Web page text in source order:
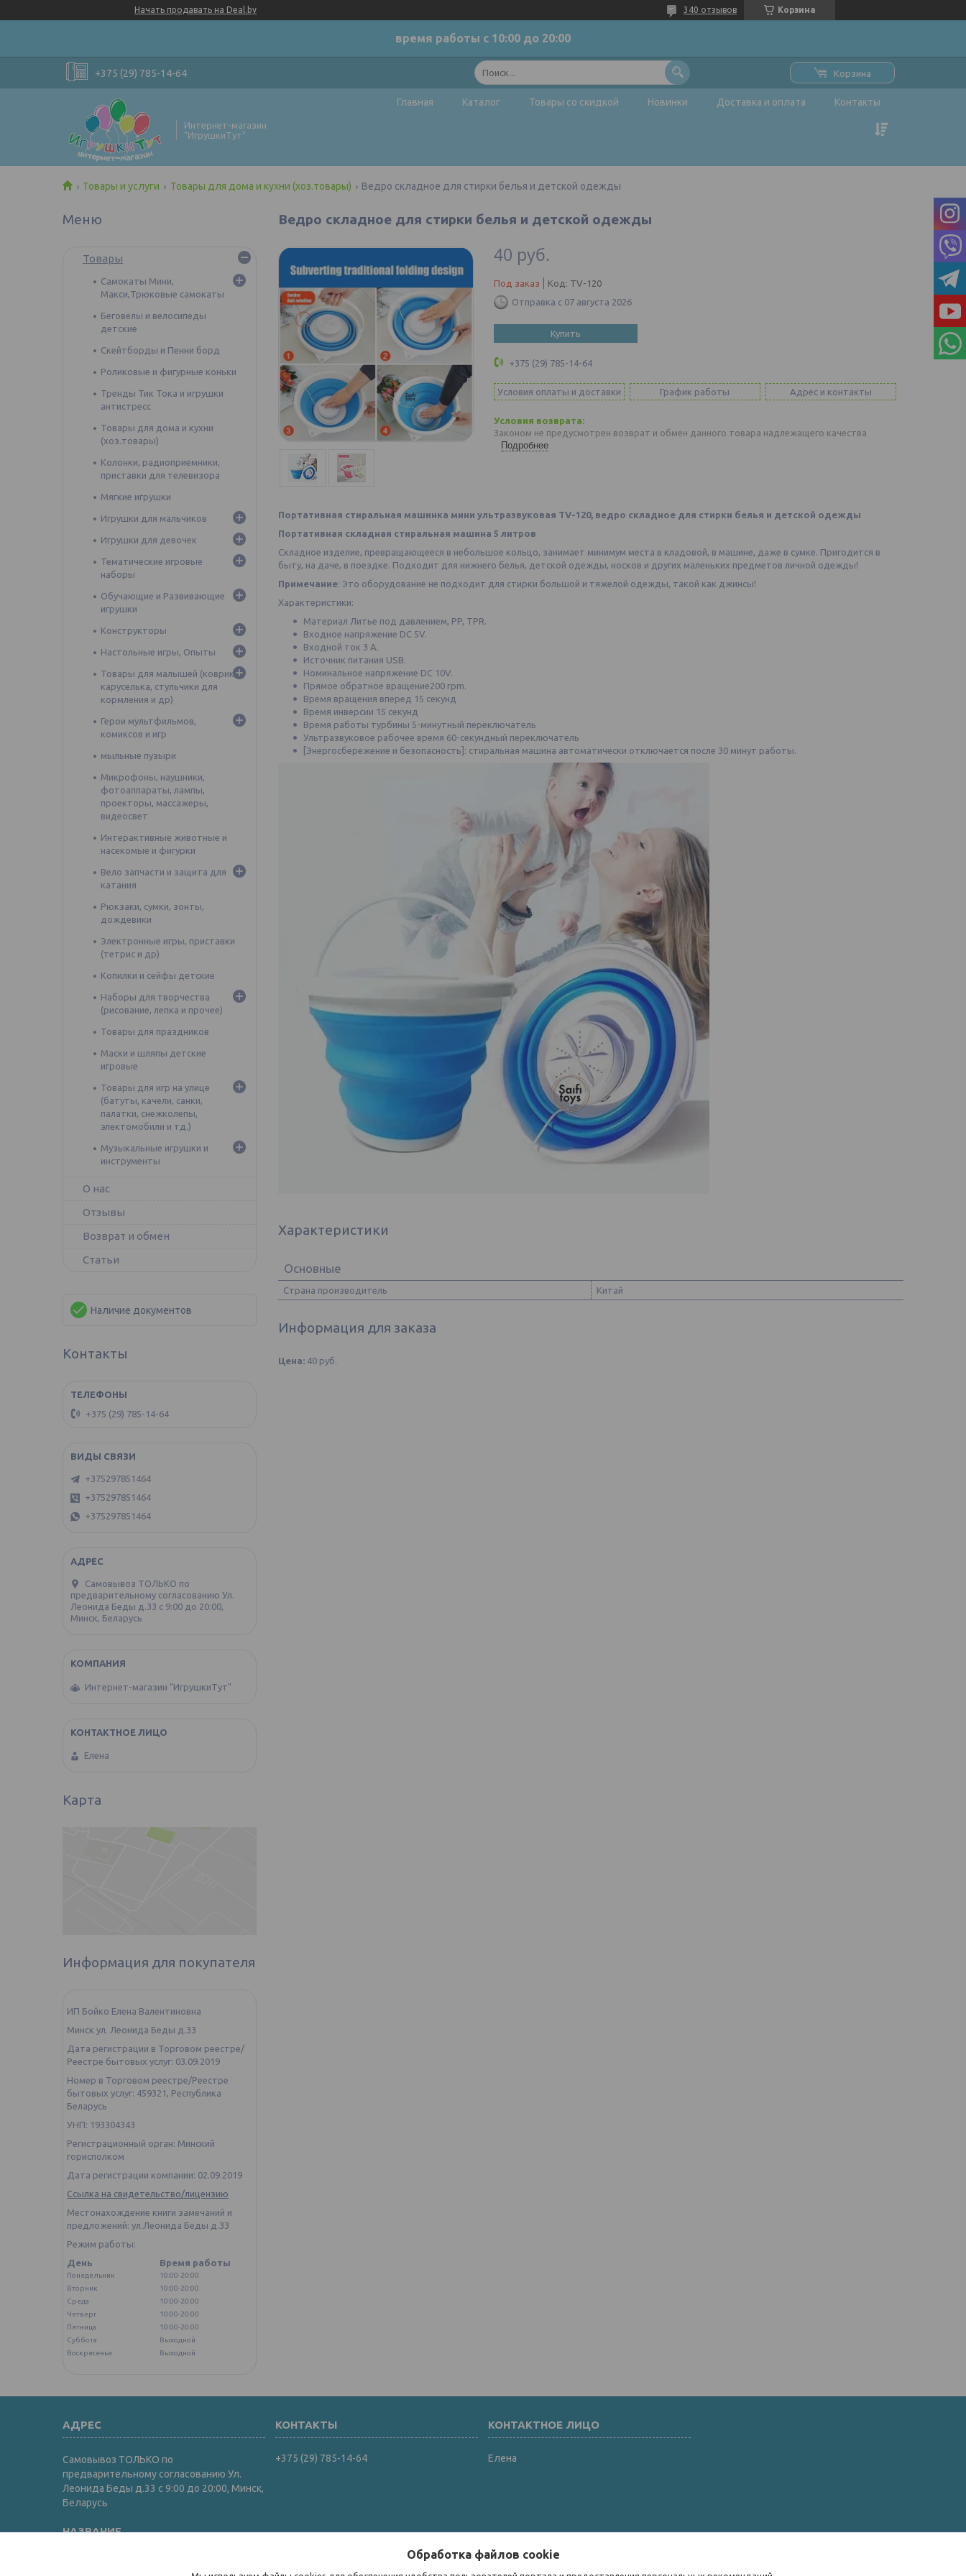
Начать продавать на Deal.by Корзина
340 отзывов
время работы с 10:00 до 20:00
+375 (29) 785-14-64 Корзина
Интернет-магазин
"ИгрушкиТут"
Главная Каталог Товары со скидкой Новинки Доставка и оплата Контакты
Товары и услуги Товары для дома и кухни (хоз.товары) Ведро складное для стирки белья и детской одежды
Ведро складное для стирки белья и детской одежды
40 руб.
Под заказ Код: TV-120
Отправка с 07 августа 2026
Купить
+375 (29) 785-14-64
Условия оплаты и доставки График работы Адрес и контакты
Законом не предусмотрен возврат и обмен данного товара надлежащего качества
Подробнее
Портативная стиральная машинка мини ультразвуковая TV-120, ведро складное для стирки белья и детской одежды
Портативная складная стиральная машина 5 литров
Складное изделие, превращающееся в небольшое кольцо, занимает минимум места в кладовой, в машине, даже в сумке. Пригодится в
быту, на даче, в поездке. Подходит для нижнего белья, детской одежды, носков и других маленьких предметов личной одежды!
Примечание: Это оборудование не подходит для стирки большой и тяжелой одежды, такой как джинсы!
Характеристики:
Материал Литье под давлением, PP, TPR.
Входное напряжение DC 5V.
Входной ток 3 A.
Источник питания USB.
Номинальное напряжение DC 10V.
Прямое обратное вращение200 rpm.
Время вращения вперед 15 секунд
Время инверсии 15 секунд
Время работы турбины 5-минутный переключатель
Ультразвуковое рабочее время 60-секундный переключатель
[Энергосбережение и безопасность]: стиральная машина автоматически отключается после 30 минут работы.
Характеристики
Основные
Страна производитель Китай
Информация для заказа
Цена: 40 руб.
Товары
Самокаты Мини,
Макси,Трюковые самокаты
Беговелы и велосипеды
детские
Скейтборды и Пенни борд
Роликовые и фигурные коньки
Тренды Тик Тока и игрушки
антистресс
Товары для дома и кухни
(хоз.товары)
Колонки, радиоприемники,
приставки для телевизора
Мягкие игрушки
Игрушки для мальчиков
Игрушки для девочек
Тематические игровые
наборы
Обучающие и Развивающие
игрушки
Конструкторы
Настольные игры, Опыты
Товары для малышей (коврик,
каруселька, стульчики для
кормления и др)
Герои мультфильмов,
комиксов и игр
мыльные пузыри
Микрофоны, наушники,
фотоаппараты, лампы,
проекторы, массажеры,
видеосвет
Интерактивные животные и
насекомые и фигурки
Вело запчасти и защита для
катания
Рюкзаки, сумки, зонты,
дождевики
Электронные игры, приставки
(тетрис и др)
Копилки и сейфы детские
Наборы для творчества
(рисование, лепка и прочее)
Товары для праздников
Маски и шляпы детские
игровые
Товары для игр на улице
(батуты, качели, санки,
палатки, снежколепы,
электомобили и тд.)
Музыкальные игрушки и
инструменты
О нас
Отзывы
Возврат и обмен
Статьи
Наличие документов
Контакты
+375 (29) 785-14-64
+375297851464
+375297851464
+375297851464
Самовывоз ТОЛЬКО по
предварительному согласованию Ул.
Леонида Беды д.33 с 9:00 до 20:00,
Минск, Беларусь
Интернет-магазин "ИгрушкиТут"
Елена
Карта
Информация для покупателя
ИП Бойко Елена Валентиновна
Минск ул. Леонида Беды д.33
Дата регистрации в Торговом реестре/
Реестре бытовых услуг: 03.09.2019
Номер в Торговом реестре/Реестре
бытовых услуг: 459321, Республика
Беларусь
УНП: 193304343
Регистрационный орган: Минский
горисполком
Дата регистрации компании: 02.09.2019
Ссылка на свидетельство/лицензию
Местонахождение книги замечаний и
предложений: ул.Леонида Беды д.33
Режим работы:
День
Время работы
Понедельник
10:00-20:00
Вторник
10:00-20:00
Среда
10:00-20:00
Четверг
10:00-20:00
Пятница
10:00-20:00
Суббота
Выходной
Воскресенье
Выходной
Самовывоз ТОЛЬКО по
предварительному согласованию Ул.
Леонида Беды д.33 с 9:00 до 20:00, Минск,
Беларусь
+375 (29) 785-14-64 Елена
Обработка файлов cookie